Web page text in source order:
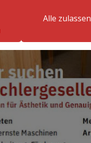
Alle zulassen